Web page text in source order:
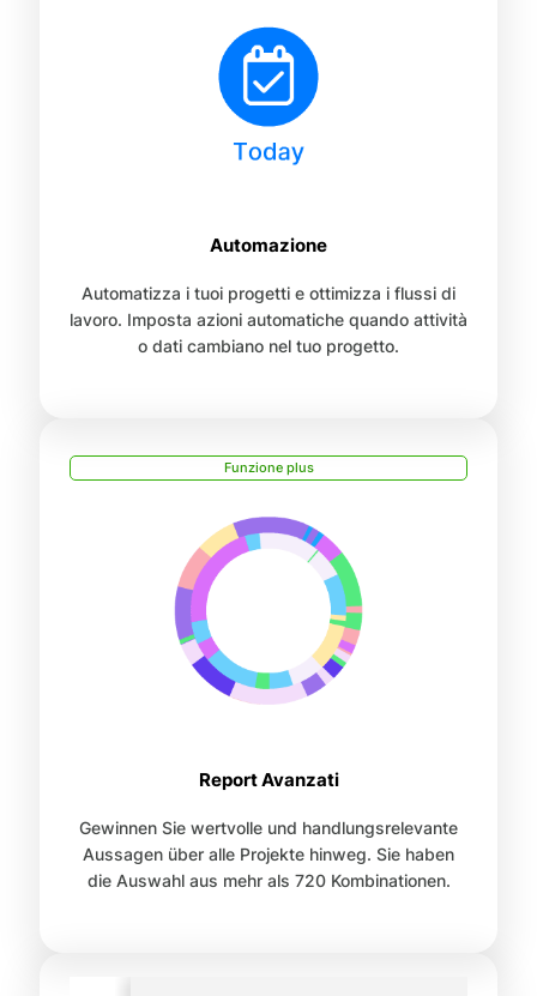
Automazione
Automatizza i tuoi progetti e ottimizza i flussi di
lavoro. Imposta azioni automatiche quando attività
o dati cambiano nel tuo progetto.
Funzione plus
Report Avanzati
Gewinnen Sie wertvolle und handlungsrelevante
Aussagen über alle Projekte hinweg. Sie haben
die Auswahl aus mehr als 720 Kombinationen.